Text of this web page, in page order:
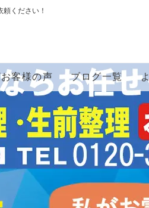
ください！
客様の声 ブログ一覧